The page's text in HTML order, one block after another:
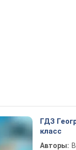
ГДЗ
класс
Авторы: